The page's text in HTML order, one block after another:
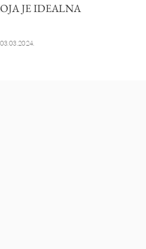
JE IDEALNA